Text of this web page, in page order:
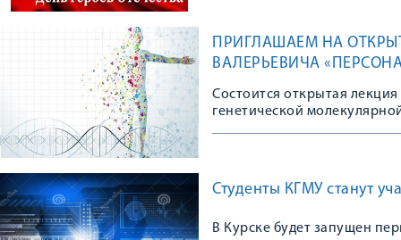
ПРИГЛАШАЕМ НА
ВАЛЕРЬЕВИЧА
ВОЗМОЖНОСТИ И
Состоится открытая
генетической
Студенты КГМУ станут
В Курске будет запущен